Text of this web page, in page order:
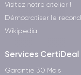
Visitez notre atelier !
Démocratiser le
Wikipedia
Services CertiDeal
Garantie 30 Mois